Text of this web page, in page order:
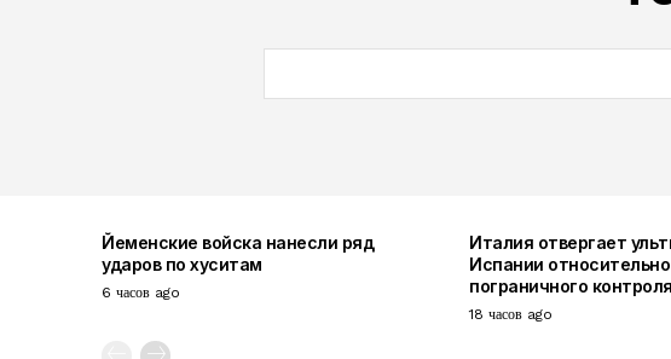
Йеменские войска нанесли ряд
ударов по хуситам
6 часов ago
Италия отвергает
Испании
пограничного контроля
18 часов ago